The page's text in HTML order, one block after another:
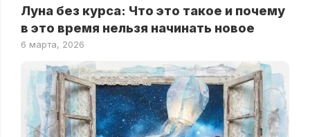
Луна без курса: Что это такое и почему
в это время нельзя начинать новое
6 марта, 2026